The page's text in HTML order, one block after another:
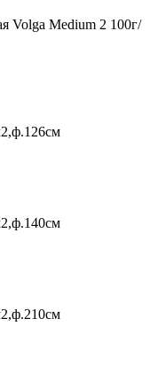
Volga Medium 2 100г/